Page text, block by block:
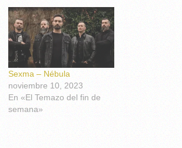
Sexma – Nébula
noviembre 10, 2023
En «El Temazo del fin de
semana»